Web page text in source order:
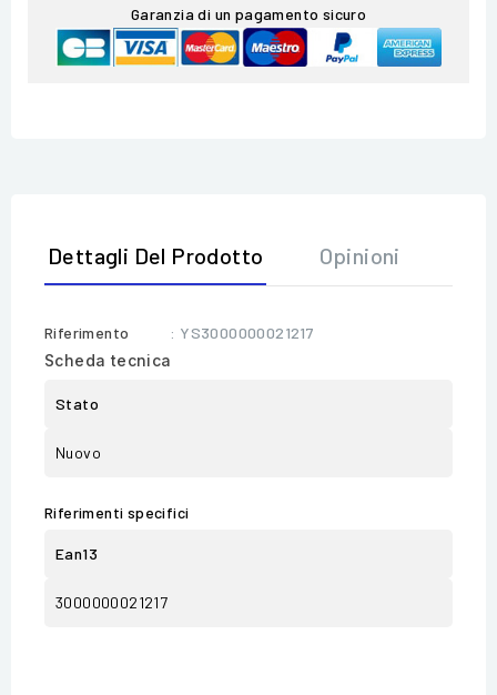
Garanzia di un pagamento sicuro
Dettagli Del Prodotto Opinioni
Riferimento
: YS3000000021217
Scheda tecnica
Stato
Nuovo
Riferimenti specifici
Ean13
3000000021217